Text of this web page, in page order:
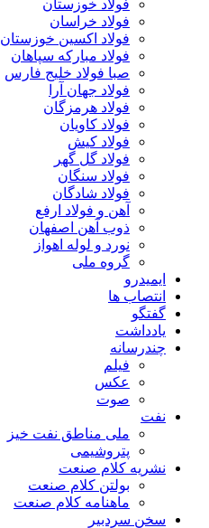
فولاد خوزستان
فولاد خراسان
فولاد اکسین خوزستان
فولاد مبارکه سپاهان
صبا فولاد خلیج فارس
فولاد جهان آرا
فولاد هرمزگان
فولاد کاویان
فولاد کیش
فولاد گل گهر
فولاد سنگان
فولاد شادگان
آهن و فولاد ارفع
ذوب آهن اصفهان
نورد و لوله اهواز
گروه ملی
ایمیدرو
انتصاب ها
گفتگو
یادداشت
چندرسانه
فیلم
عکس
صوت
نفت
ملی مناطق نفت خیز
پتروشیمی
نشریه کلام صنعت
بولتن کلام صنعت
ماهنامه کلام صنعت
سخن سردبیر